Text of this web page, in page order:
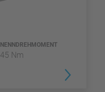
NENNDREHMOMENT
45 Nm